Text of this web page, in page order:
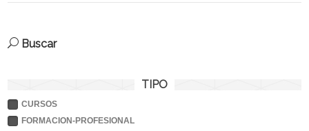
Buscar
TIPO
CURSOS
FORMACION-PROFESIONAL